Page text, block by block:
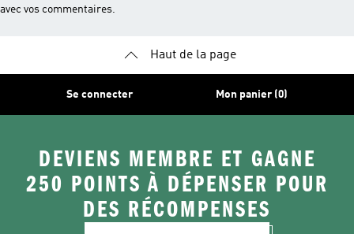
avec vos commentaires.
Haut de la page
Se connecter Mon panier (0)
DEVIENS MEMBRE ET GAGNE
250 POINTS À DÉPENSER POUR
DES RÉCOMPENSES